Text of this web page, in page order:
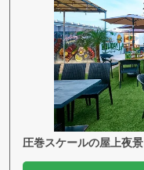
圧巻スケールの屋上夜